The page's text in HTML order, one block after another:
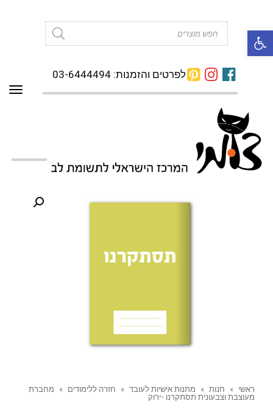
פתח סרגל נגישות
לפרטים והזמנות: 03-6444494
ראשי » חנות » מתנות אישיות לעובד » חזרה ללימודים »
מחברת
מעוצבת וצבעונית תסתקרנו -ירוק